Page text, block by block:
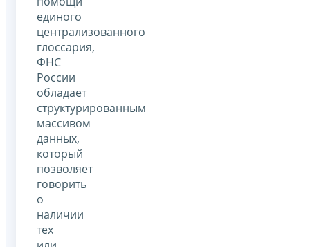
единого
централизованного
глоссария,
ФНС
России
обладает
структурированным
массивом
данных,
который
позволяет
говорить
о
наличии
тех